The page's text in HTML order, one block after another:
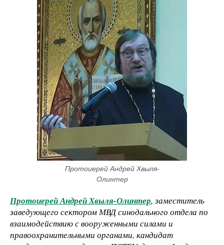
Протоиерей Андрей Хвыля-
Олинтер
Протоиерей Андрей Хвыля-Олинтер, заместитель
заведующего сектором МВД синодального отдела по
взаимодействию с вооруженными силами и
правоохранительными органами, кандидат